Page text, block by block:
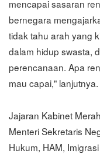
mencapai sasaran
bernegara
tidak tahu arah yang
dalam hidup swasta,
perencanaan. Apa
mau capai," lanjutnya.
Jajaran Kabinet
Menteri Sekretaris
Hukum, HAM,